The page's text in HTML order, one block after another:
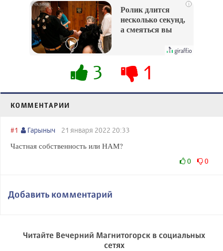
i
Ролик длится
несколько секунд,
а смеяться вы
3 1
КОММЕНТАРИИ
#1 Гарыныч 21 января 2022 20:33
Частная собственность или НАМ?
0 0
Добавить комментарий
Читайте Вечерний Магнитогорск в социальных
сетях